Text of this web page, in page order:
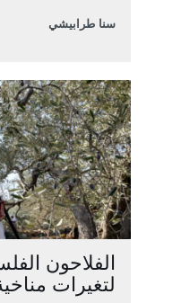
سنا طرابيشي
الفلاحون
لتغيرات